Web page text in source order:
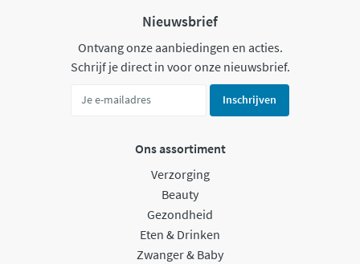
Nieuwsbrief
Ontvang onze aanbiedingen en acties.
Schrijf je direct in voor onze nieuwsbrief.
Inschrijven
Ons assortiment
Verzorging
Beauty
Gezondheid
Eten & Drinken
Zwanger & Baby